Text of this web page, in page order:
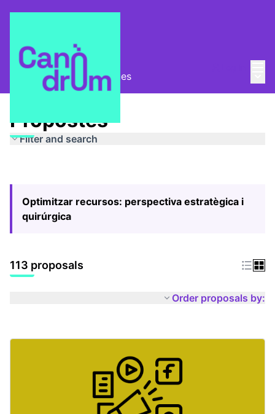
Pla Estratègic Propostes
Propostes
Filter and search
Optimitzar recursos: perspectiva estratègica i
quirúrgica
113 proposals
Order proposals by: